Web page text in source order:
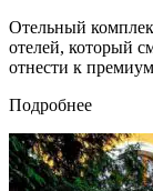
Отельный
отелей, который
отнести к
Подробнее